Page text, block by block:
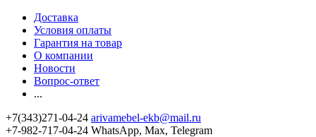
Доставка
Условия оплаты
Гарантия на товар
О компании
Новости
Вопрос-ответ
...
+7(343)271-04-24 arivamebel-ekb@mail.ru
+7-982-717-04-24 WhatsApp, Max, Telegram